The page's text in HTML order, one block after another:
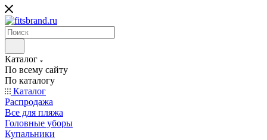
Каталог
По всему сайту
По каталогу
Каталог
Распродажа
Все для пляжа
Головные уборы
Купальники